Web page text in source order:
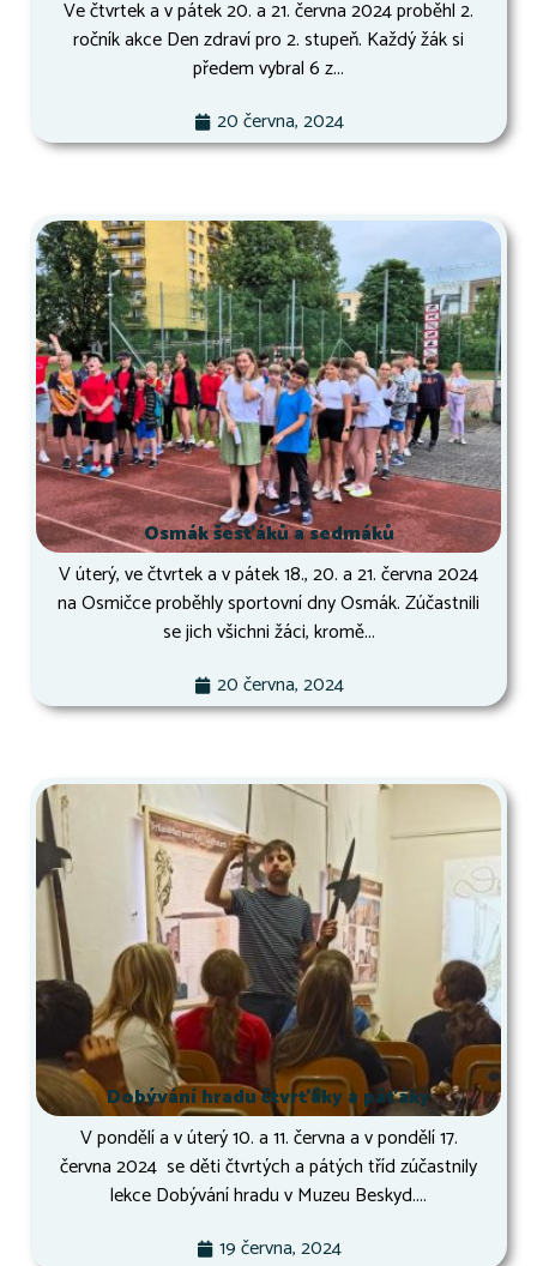
Ve čtvrtek a v pátek 20. a 21. června 2024 proběhl 2.
ročník akce Den zdraví pro 2. stupeň. Každý žák si
předem vybral 6 z...
20 června, 2024
Osmák šesťáků a sedmáků
V úterý, ve čtvrtek a v pátek 18., 20. a 21. června 2024
na Osmičce proběhly sportovní dny Osmák. Zúčastnili
se jich všichni žáci, kromě...
20 června, 2024
Dobývání hradu čtvrťáky a páťáky
V pondělí a v úterý 10. a 11. června a v pondělí 17.
června 2024 se děti čtvrtých a pátých tříd zúčastnily
lekce Dobývání hradu v Muzeu Beskyd....
19 června, 2024